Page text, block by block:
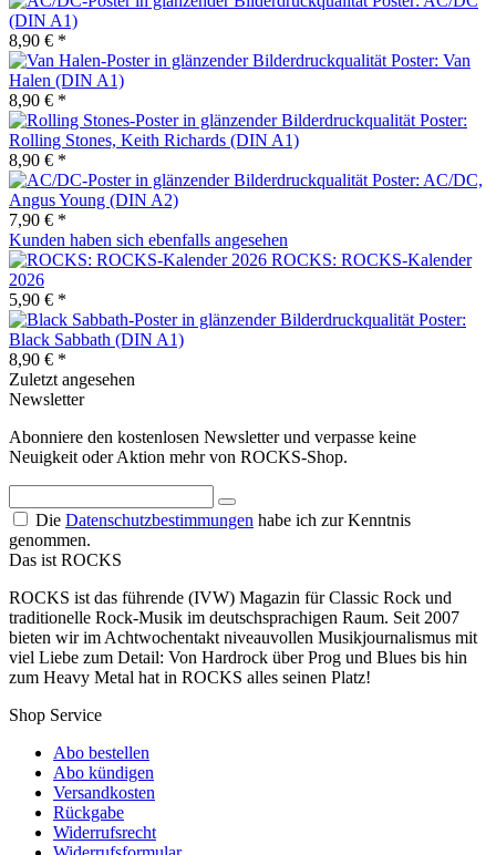
(DIN A1)
8,90 € *
Poster: Van
Halen (DIN A1)
8,90 € *
Poster:
Rolling Stones, Keith Richards (DIN A1)
8,90 € *
Poster: AC/DC,
Angus Young (DIN A2)
7,90 € *
Kunden haben sich ebenfalls angesehen
ROCKS: ROCKS-Kalender
2026
5,90 € *
Poster:
Black Sabbath (DIN A1)
8,90 € *
Zuletzt angesehen
Newsletter
Abonniere den kostenlosen Newsletter und verpasse keine
Neuigkeit oder Aktion mehr von ROCKS-Shop.
Die Datenschutzbestimmungen habe ich zur Kenntnis
genommen.
Das ist ROCKS
ROCKS ist das führende (IVW) Magazin für Classic Rock und
traditionelle Rock-Musik im deutschsprachigen Raum. Seit 2007
bieten wir im Achtwochentakt niveauvollen Musikjournalismus mit
viel Liebe zum Detail: Von Hardrock über Prog und Blues bis hin
zum Heavy Metal hat in ROCKS alles seinen Platz!
Shop Service
Abo bestellen
Abo kündigen
Versandkosten
Rückgabe
Widerrufsrecht